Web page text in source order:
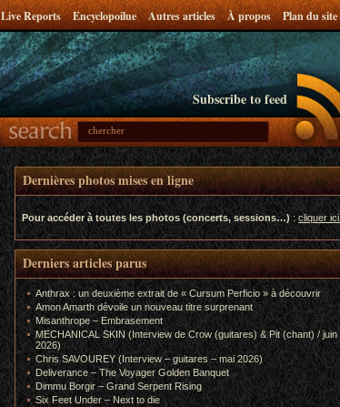
Live Reports Encyclopoilue Autres articles À propos Plan du site
Subscribe to feed
Dernières photos mises en ligne
Pour accéder à toutes les photos (concerts, sessions…):cliquer ici
Derniers articles parus
Anthrax : un deuxième extrait de « Cursum Perficio » à découvrir
Amon Amarth dévoile un nouveau titre surprenant
Misanthrope – Embrasement
MECHANICAL SKIN (Interview de Crow (guitares) & Pit (chant) / juin
2026)
Chris SAVOUREY (Interview – guitares – mai 2026)
Deliverance – The Voyager Golden Banquet
Dimmu Borgir – Grand Serpent Rising
Six Feet Under – Next to die